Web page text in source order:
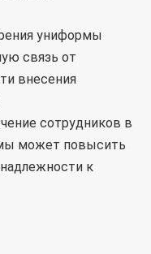
униформы
связь от
внесения
сотрудников в
может повысить
к